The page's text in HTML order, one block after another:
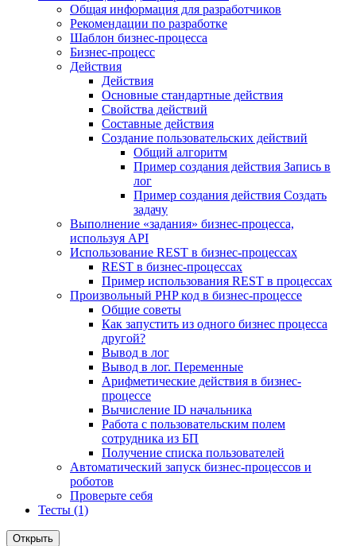
Общая информация для разработчиков
Рекомендации по разработке
Шаблон бизнес-процесса
Бизнес-процесс
Действия
Действия
Основные стандартные действия
Свойства действий
Составные действия
Создание пользовательских действий
Общий алгоритм
Пример создания действия Запись в
лог
Пример создания действия Создать
задачу
Выполнение «задания» бизнес-процесса,
используя API
Использование REST в бизнес-процессах
REST в бизнес-процессах
Пример использования REST в процессах
Произвольный PHP код в бизнес-процессе
Общие советы
Как запустить из одного бизнес процесса
другой?
Вывод в лог
Вывод в лог. Переменные
Арифметические действия в бизнес-
процессе
Вычисление ID начальника
Работа с пользовательским полем
сотрудника из БП
Получение списка пользователей
Автоматический запуск бизнес-процессов и
роботов
Проверьте себя
Тесты (1)
Открыть